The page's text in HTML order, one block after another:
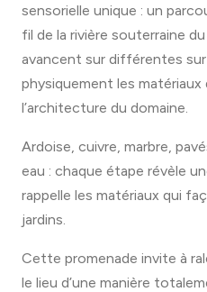
sensorielle unique : un
fil de la rivière souterraine
avancent sur différentes
physiquement les
l’architecture du domaine.
Ardoise, cuivre, marbre,
eau : chaque étape révèle
rappelle les matériaux qui
jardins.
Cette promenade invite à
le lieu d’une manière